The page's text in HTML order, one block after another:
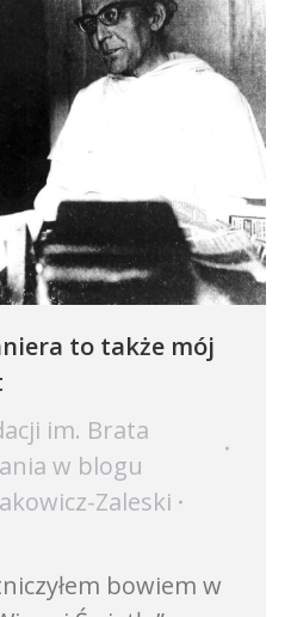
to także mój
im. Brata
w blogu
Zaleski
bowiem w